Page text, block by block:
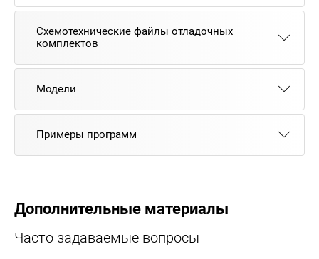
Схемотехнические файлы отладочных
комплектов
Модели
Примеры программ
Дополнительные материалы
Часто задаваемые вопросы